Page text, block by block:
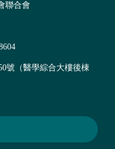
聯合會
號（醫學綜合大樓後棟